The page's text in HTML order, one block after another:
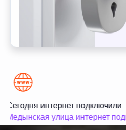
Сегодня интернет подключили
Медынская улица интернет